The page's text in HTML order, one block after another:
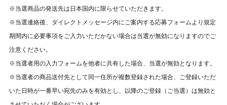
※当選商品の発送先は日本国内に限らせていただきます。
※当選連絡後、ダイレクトメッセージ内にご案内する応募フォームより規定
期間内に必要事項をご入力いただかない場合は当選が無効になりますのでご
注意ください。
※当選者用の入力フォームを他者に共有した場合、当選が無効となります。
※当選者の商品送付先として同一住所が複数登録された場合、ご登録いただ
いた日時が一番早い宛先のみを有効とし、以降のご登録（ご当選）は無効と